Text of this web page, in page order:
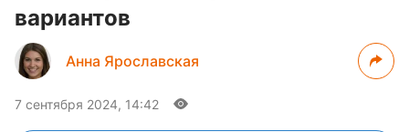
вариантов
Анна Ярославская
7 сентября 2024, 14:42